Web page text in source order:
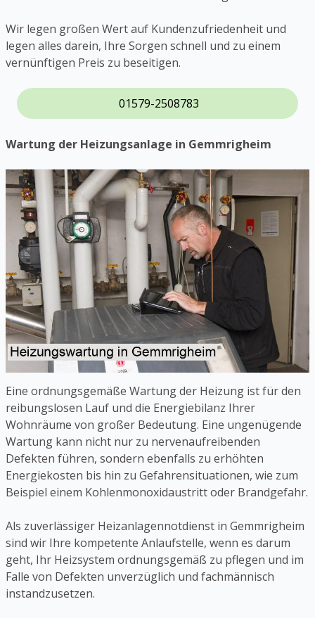
Wir legen großen Wert auf Kundenzufriedenheit und
legen alles darein, Ihre Sorgen schnell und zu einem
vernünftigen Preis zu beseitigen.
01579-2508783
Wartung der Heizungsanlage in Gemmrigheim
Eine ordnungsgemäße Wartung der Heizung ist für den
reibungslosen Lauf und die Energiebilanz Ihrer
Wohnräume von großer Bedeutung. Eine ungenügende
Wartung kann nicht nur zu nervenaufreibenden
Defekten führen, sondern ebenfalls zu erhöhten
Energiekosten bis hin zu Gefahrensituationen, wie zum
Beispiel einem Kohlenmonoxidaustritt oder Brandgefahr.
Als zuverlässiger Heizanlagennotdienst in Gemmrigheim
sind wir Ihre kompetente Anlaufstelle, wenn es darum
geht, Ihr Heizsystem ordnungsgemäß zu pflegen und im
Falle von Defekten unverzüglich und fachmännisch
instandzusetzen.